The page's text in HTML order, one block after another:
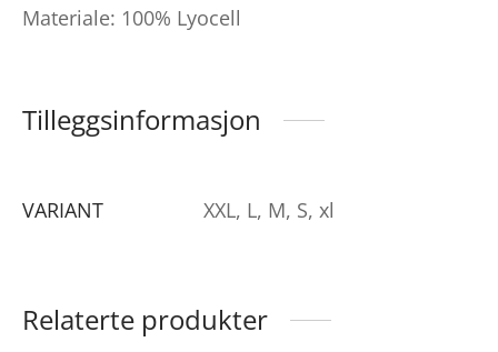
Materiale: 100% Lyocell
Tilleggsinformasjon
VARIANT XXL, L, M, S, xl
Relaterte produkter